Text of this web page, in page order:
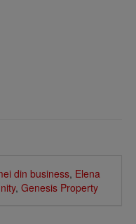
din business, Elena
, Genesis Property